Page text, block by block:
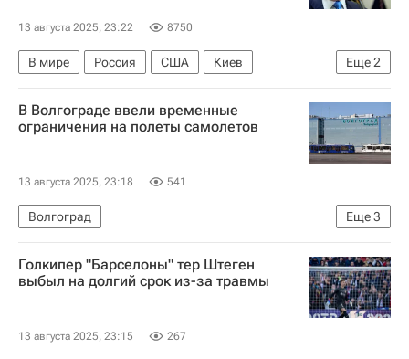
Кубок России по футболу
13 августа 2025, 23:22 8750
Еще2
В мире Россия США
Киев
Дональд Трамп
Владимир Путин
В Волгограде ввели временные
ограничения на полеты самолетов
13 августа 2025, 23:18 541
Еще3
Волгоград
Федеральное агентство воздушного транспорта (Росавиация)
Общество
Артем Кореняко
Голкипер "Барселоны" тер Штеген
выбыл на долгий срок из-за травмы
13 августа 2025, 23:15 267